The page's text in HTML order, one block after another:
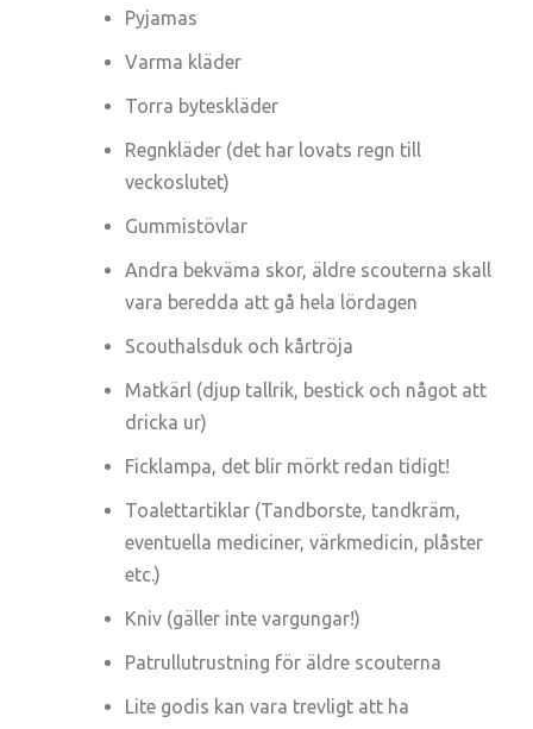
Pyjamas
Varma kläder
Torra byteskläder
Regnkläder (det har lovats regn till
veckoslutet)
Gummistövlar
Andra bekväma skor, äldre scouterna skall
vara beredda att gå hela lördagen
Scouthalsduk och kårtröja
Matkärl (djup tallrik, bestick och något att
dricka ur)
Ficklampa, det blir mörkt redan tidigt!
Toalettartiklar (Tandborste, tandkräm,
eventuella mediciner, värkmedicin, plåster
etc.)
Kniv (gäller inte vargungar!)
Patrullutrustning för äldre scouterna
Lite godis kan vara trevligt att ha